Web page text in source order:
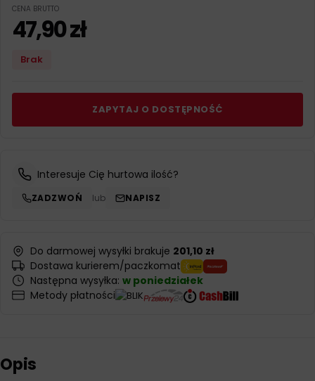
CENA BRUTTO
47,90zł
Brak
ZAPYTAJ O DOSTĘPNOŚĆ
Interesuje Cię hurtowa ilość?
ZADZWOŃ lub NAPISZ
Do darmowej wysyłki brakuje 201,10 zł
Dostawa kurierem/paczkomat
Następna wysyłka: w poniedziałek
Metody płatności
Opis